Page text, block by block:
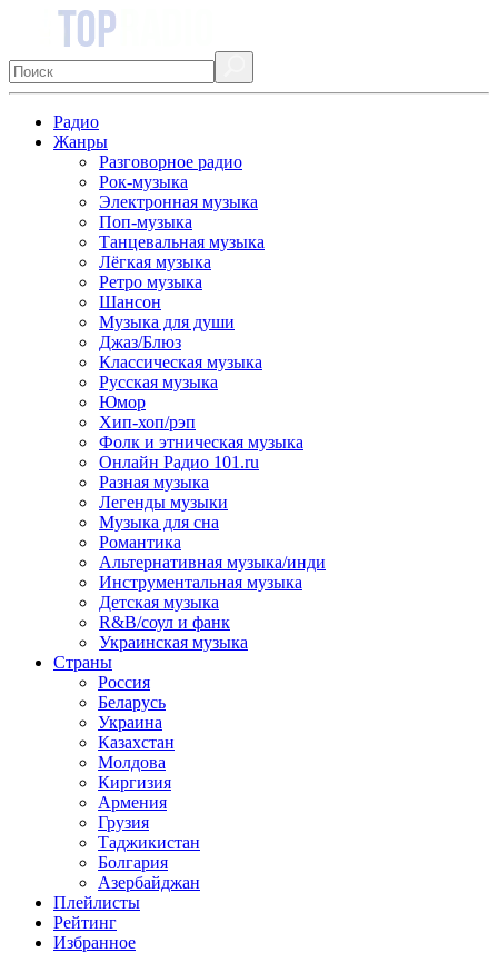
Радио
Жанры
Разговорное радио
Рок-музыка
Электронная музыка
Поп-музыка
Танцевальная музыка
Лёгкая музыка
Ретро музыка
Шансон
Музыка для души
Джаз/Блюз
Классическая музыка
Русская музыка
Юмор
Хип-хоп/рэп
Фолк и этническая музыка
Онлайн Радио 101.ru
Разная музыка
Легенды музыки
Музыка для сна
Романтика
Альтернативная музыка/инди
Инструментальная музыка
Детская музыка
R&B/cоул и фанк
Украинская музыка
Страны
Россия
Беларусь
Украина
Казахстан
Молдова
Киргизия
Армения
Грузия
Таджикистан
Болгария
Азербайджан
Плейлисты
Рейтинг
Избранное